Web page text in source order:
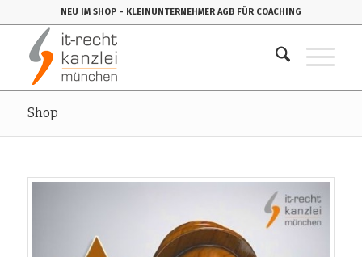
NEU IM SHOP - KLEINUNTERNEHMER AGB FÜR COACHING
Shop